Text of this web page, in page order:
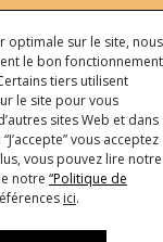
optimale sur le site, nous
le bon fonctionnement
tiers utilisent
le site pour vous
sites Web et dans
vous acceptez
vous pouvez lire notre
notre “Politique de
ici.